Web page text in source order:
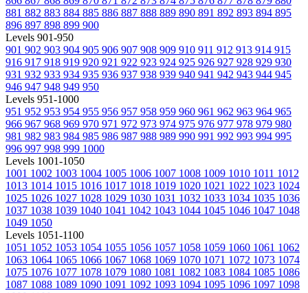
881 882 883 884 885 886 887 888 889 890 891 892 893 894 895
896 897 898 899 900
Levels 901-950
901 902 903 904 905 906 907 908 909 910 911 912 913 914 915
916 917 918 919 920 921 922 923 924 925 926 927 928 929 930
931 932 933 934 935 936 937 938 939 940 941 942 943 944 945
946 947 948 949 950
Levels 951-1000
951 952 953 954 955 956 957 958 959 960 961 962 963 964 965
966 967 968 969 970 971 972 973 974 975 976 977 978 979 980
981 982 983 984 985 986 987 988 989 990 991 992 993 994 995
996 997 998 999 1000
Levels 1001-1050
1001 1002 1003 1004 1005 1006 1007 1008 1009 1010 1011 1012
1013 1014 1015 1016 1017 1018 1019 1020 1021 1022 1023 1024
1025 1026 1027 1028 1029 1030 1031 1032 1033 1034 1035 1036
1037 1038 1039 1040 1041 1042 1043 1044 1045 1046 1047 1048
1049 1050
Levels 1051-1100
1051 1052 1053 1054 1055 1056 1057 1058 1059 1060 1061 1062
1063 1064 1065 1066 1067 1068 1069 1070 1071 1072 1073 1074
1075 1076 1077 1078 1079 1080 1081 1082 1083 1084 1085 1086
1087 1088 1089 1090 1091 1092 1093 1094 1095 1096 1097 1098